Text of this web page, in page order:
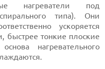
нагреватели под
типа). Они
ускоряется
быстрее тонкие плоские
нагревательного